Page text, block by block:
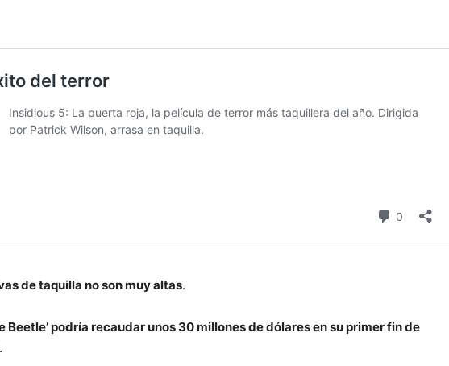
de taquilla no son muy altas.
Beetle’ podría recaudar unos 30 millones de dólares en su primer fin de